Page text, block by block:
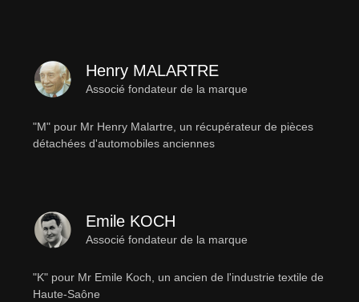
Henry MALARTRE
Associé fondateur de la marque
"M" pour Mr Henry Malartre, un récupérateur de pièces
détachées d'automobiles anciennes
Emile KOCH
Associé fondateur de la marque
"K" pour Mr Emile Koch, un ancien de l'industrie textile de
Haute-Saône